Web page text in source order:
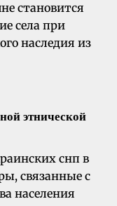
становится
села при
наследия из
этнической
снп в
связанные с
населения